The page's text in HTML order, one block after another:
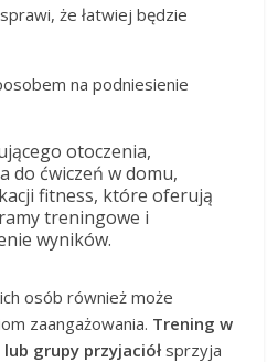
że łatwiej będzie
na podniesienie
otoczenia,
do ćwiczeń w domu,
fitness, które oferują
treningowe i
wyników.
osób również może
zaangażowania. Trening w
grupy przyjaciół sprzyja